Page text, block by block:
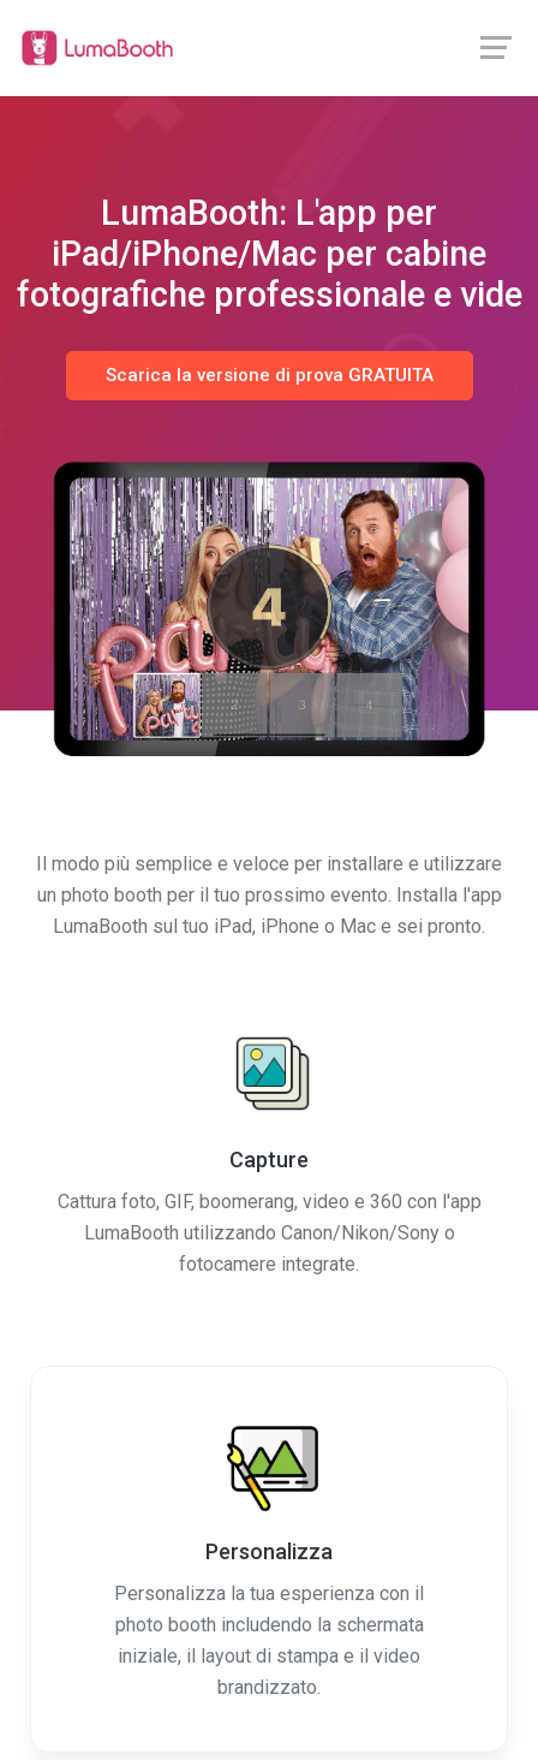
LumaBooth: L'app per
iPad/iPhone/Mac per cabine
fotografiche professionale ebo
Scarica la versione di prova GRATUITA
Il modo più semplice e veloce per installare e utilizzare
un photo booth per il tuo prossimo evento. Installa l'app
LumaBooth sul tuo iPad, iPhone o Mac e sei pronto.
Capture
Cattura foto, GIF, boomerang, video e 360 ​​con l'app
LumaBooth utilizzando Canon/Nikon/Sony o
fotocamere integrate.
Personalizza
Personalizza la tua esperienza con il
photo booth includendo la schermata
iniziale, il layout di stampa e il video
brandizzato.